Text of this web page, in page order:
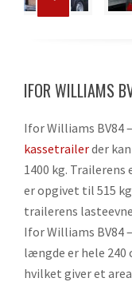
right
access
carousel
navigation
buttons
go
the
first
slide
IFOR WILLIAMS
Ifor Williams BV84
kassetrailerder
1400 kg.
er opgivet til 515
trailerens
Ifor Williams BV84
længde er hele 240
hvilket giver et